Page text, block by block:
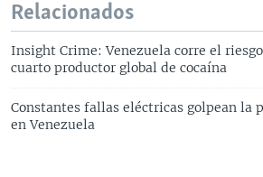
Relacionados
Insight Crime: Venezuela corre el
cuarto productor global de cocaína
Constantes fallas eléctricas golpean la
en Venezuela